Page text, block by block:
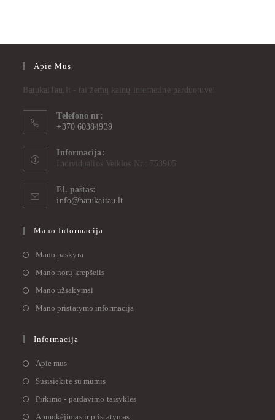
Apie Mus
BatukaiTau.lt - tai žemų kainų internetinė parduotuvė!
Telefono nr:
+370 60384939
Informacija:
Individualios Veiklos Nr.: 753905
El. paštas:
info@batukaitau.lt
Mano Informacija
Mano paskyra
Mano norų krepšelis
Mano užsakymai
Mano pristatymo informacija
Informacija
Apie mus
Susisiekite su mumis
Pirkimo - pardavimo taisyklės
Apmokėjimas ir pristatymas